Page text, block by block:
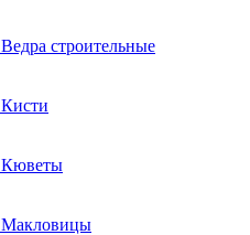
Ведра строительные
Кисти
Кюветы
Макловицы